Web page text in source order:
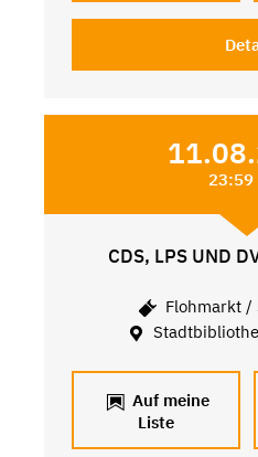
23:59
CDS, LPS UND
Flohmarkt /
Auf meine
Liste